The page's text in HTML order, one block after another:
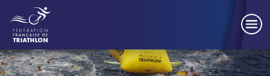
Panneau de gestion des cookies